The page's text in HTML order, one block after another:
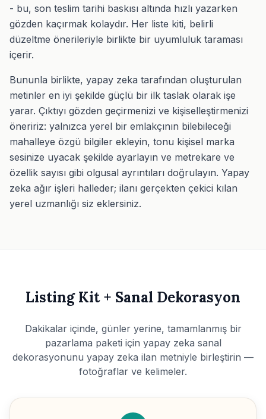
- bu, son teslim tarihi baskısı altında hızlı yazarken
gözden kaçırmak kolaydır. Her liste kiti, belirli
düzeltme önerileriyle birlikte bir uyumluluk taraması
içerir.
Bununla birlikte, yapay zeka tarafından oluşturulan
metinler en iyi şekilde güçlü bir ilk taslak olarak işe
yarar. Çıktıyı gözden geçirmenizi ve kişiselleştirmenizi
öneririz: yalnızca yerel bir emlakçının bilebileceği
mahalleye özgü bilgiler ekleyin, tonu kişisel marka
sesinize uyacak şekilde ayarlayın ve metrekare ve
özellik sayısı gibi olgusal ayrıntıları doğrulayın. Yapay
zeka ağır işleri halleder; ilanı gerçekten çekici kılan
yerel uzmanlığı siz eklersiniz.
Listing Kit + Sanal Dekorasyon
Dakikalar içinde, günler yerine, tamamlanmış bir
pazarlama paketi için yapay zeka sanal
dekorasyonunu yapay zeka ilan metniyle birleştirin —
fotoğraflar ve kelimeler.